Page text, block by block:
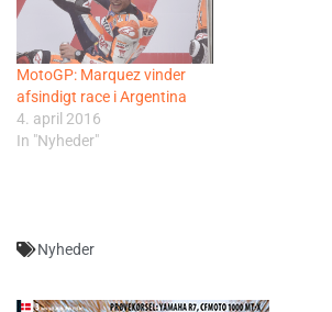
MotoGP: Marquez vinder
afsindigt race i Argentina
4. april 2016
In "Nyheder"
Nyheder